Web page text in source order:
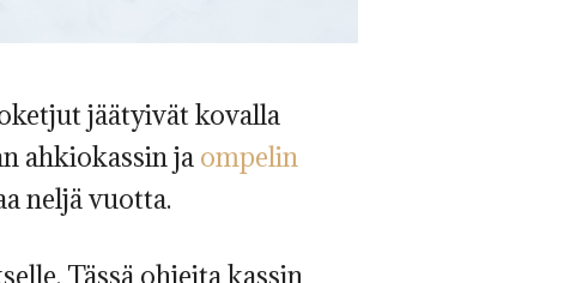
jäätyivät kovalla
ahkiokassin ja ompelin
neljä vuotta.
Tässä ohjeita kassin